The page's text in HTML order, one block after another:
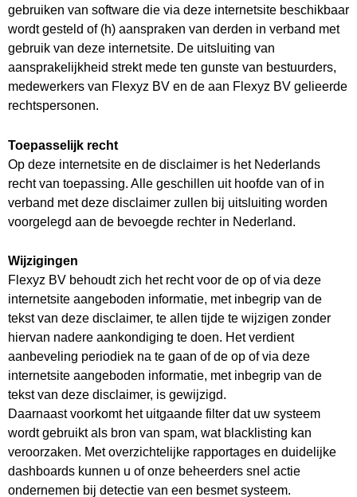
gebruiken van software die via deze internetsite beschikbaar
wordt gesteld of (h) aanspraken van derden in verband met
gebruik van deze internetsite. De uitsluiting van
aansprakelijkheid strekt mede ten gunste van bestuurders,
medewerkers van Flexyz BV en de aan Flexyz BV gelieerde
rechtspersonen.
Toepasselijk recht
Op deze internetsite en de disclaimer is het Nederlands
recht van toepassing. Alle geschillen uit hoofde van of in
verband met deze disclaimer zullen bij uitsluiting worden
voorgelegd aan de bevoegde rechter in Nederland.
Wijzigingen
Flexyz BV behoudt zich het recht voor de op of via deze
internetsite aangeboden informatie, met inbegrip van de
tekst van deze disclaimer, te allen tijde te wijzigen zonder
hiervan nadere aankondiging te doen. Het verdient
aanbeveling periodiek na te gaan of de op of via deze
internetsite aangeboden informatie, met inbegrip van de
tekst van deze disclaimer, is gewijzigd.
Daarnaast voorkomt het uitgaande filter dat uw systeem
wordt gebruikt als bron van spam, wat blacklisting kan
veroorzaken. Met overzichtelijke rapportages en duidelijke
dashboards kunnen u of onze beheerders snel actie
ondernemen bij detectie van een besmet systeem.